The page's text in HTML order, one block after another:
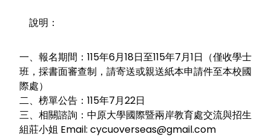
說明：
一、報名期間：115年6月18日至115年7月1日（僅收學士
班，採書面審查制，請寄送或親送紙本申請件至本校國
際處）
二、榜單公告：115年7月22日
三、相關諮詢：中原大學國際暨兩岸教育處交流與招生
組莊小姐 Email: cycuoverseas@gmail.com